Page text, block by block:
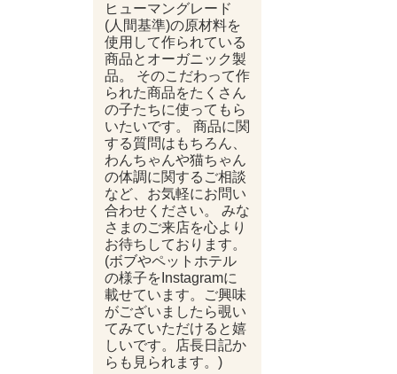
ヒューマングレード
(人間基準)の原材料を
使用して作られている
商品とオーガニック製
品。 そのこだわって作
られた商品をたくさん
の子たちに使ってもら
いたいです。 商品に関
する質問はもちろん、
わんちゃんや猫ちゃん
の体調に関するご相談
など、お気軽にお問い
合わせください。 みな
さまのご来店を心より
お待ちしております。
(ボブやペットホテル
の様子をInstagramに
載せています。ご興味
がございましたら覗い
てみていただけると嬉
しいです。店長日記か
らも見られます。)